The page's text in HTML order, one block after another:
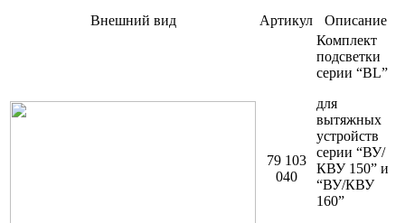
Внешний вид Артикул Описание
79 103
040
Комплект
подсветки
серии “BL”
для
вытяжных
устройств
серии “ВУ/
КВУ 150” и
“ВУ/КВУ
160”